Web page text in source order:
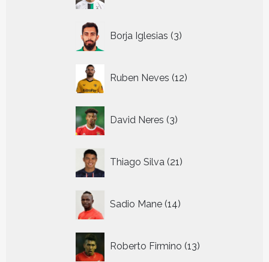
Borja Iglesias 3
producten
Ruben Neves 12
producten
David Neres 3
producten
Thiago Silva 21
producten
Sadio Mane 14
producten
Roberto Firmino 13
producten